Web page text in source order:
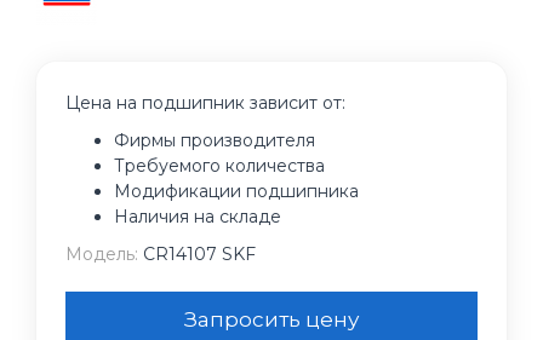
Цена на подшипник зависит от:
Фирмы производителя
Требуемого количества
Модификации подшипника
Наличия на складе
Модель: CR14107 SKF
Запросить цену